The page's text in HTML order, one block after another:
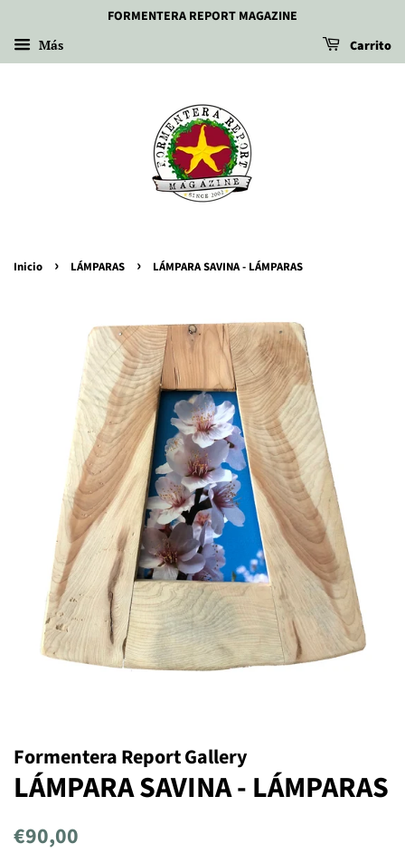
FORMENTERA REPORT MAGAZINE
Más Carrito
Inicio › LÁMPARAS › LÁMPARA SAVINA - LÁMPARAS
Formentera Report Gallery
LÁMPARA SAVINA - LÁMPARAS
Precio
€90,00